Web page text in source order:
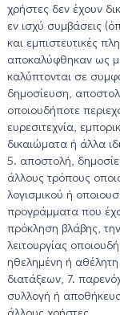
χρήστες δεν έχουν
εν ισχύ συμβάσεις
και εμπιστευτικές
αποκαλύφθηκαν ως
καλύπτονται σε
δημοσίευση,
οποιουδήποτε
ευρεσιτεχνία,
δικαιώματα ή άλλα
5. αποστολή,
άλλους τρόπους
λογισμικού ή
προγράμματα που
πρόκληση βλάβης,
λειτουργίας
ηθελημένη ή
διατάξεων, 7.
συλλογή ή